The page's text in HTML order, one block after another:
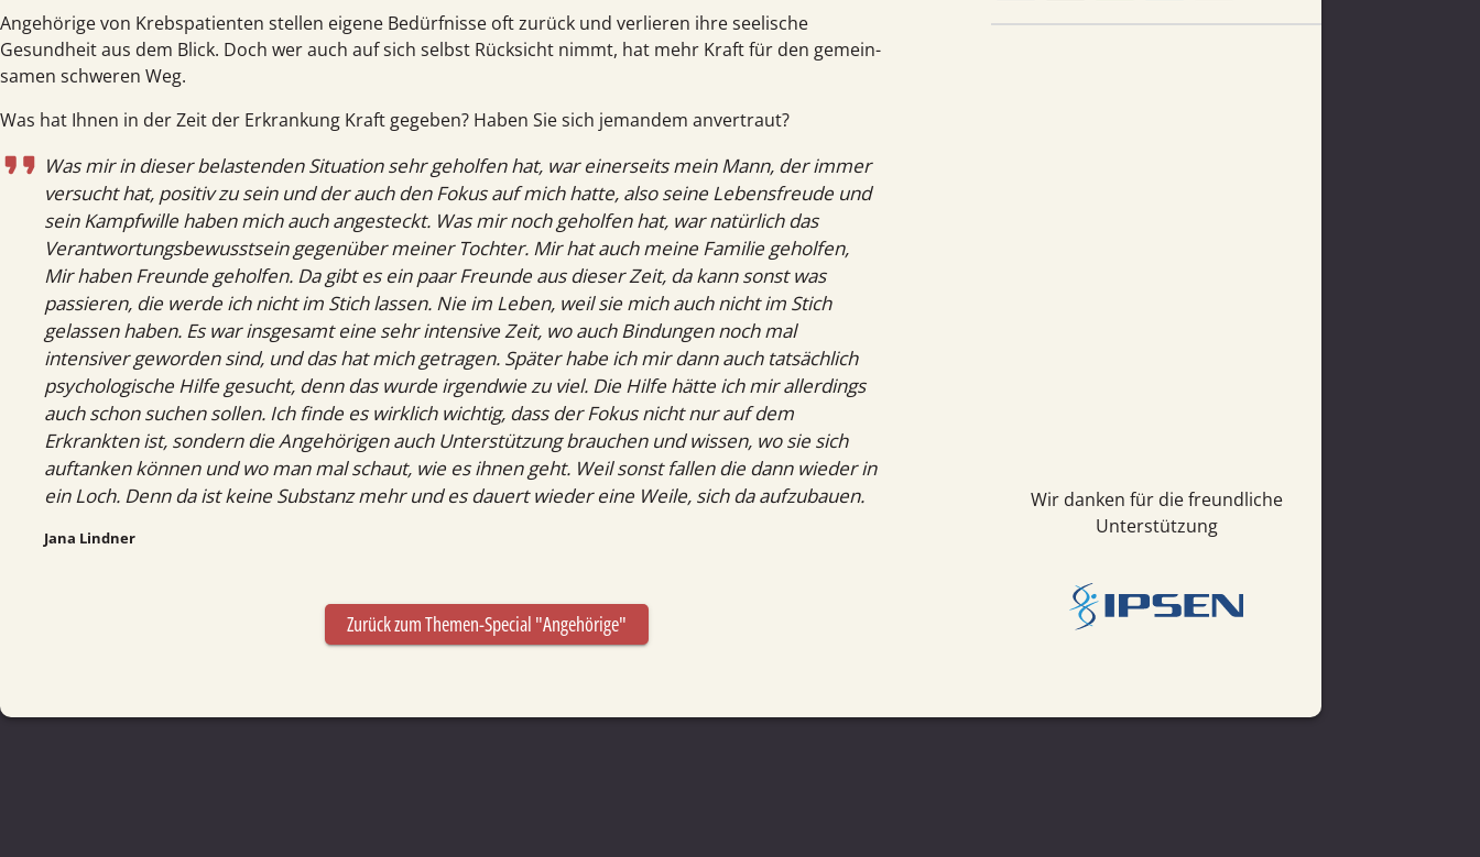
Angehörige von Krebs­patienten stellen eigene Bedürf­nisse oft zurück und verlieren ihre seelische
Gesund­heit aus dem Blick. Doch wer auch auf sich selbst Rück­sicht nimmt, hat mehr Kraft für den gemein­
samen schweren Weg.
Was hat Ihnen in der Zeit der Erkrankung Kraft gegeben? Haben Sie sich jemandem anvertraut?
Was mir in dieser belastenden Situation sehr geholfen hat, war einerseits mein Mann, der immer
versucht hat, positiv zu sein und der auch den Fokus auf mich hatte, also seine Lebensfreude und
sein Kampfwille haben mich auch angesteckt. Was mir noch geholfen hat, war natürlich das
Verantwortungsbewusstsein gegenüber meiner Tochter. Mir hat auch meine Familie geholfen,
Mir haben Freunde geholfen. Da gibt es ein paar Freunde aus dieser Zeit, da kann sonst was
passieren, die werde ich nicht im Stich lassen. Nie im Leben, weil sie mich auch nicht im Stich
gelassen haben. Es war insgesamt eine sehr intensive Zeit, wo auch Bindungen noch mal
intensiver geworden sind, und das hat mich getragen. Später habe ich mir dann auch tatsächlich
psychologische Hilfe gesucht, denn das wurde irgendwie zu viel. Die Hilfe hätte ich mir allerdings
auch schon suchen sollen. Ich finde es wirklich wichtig, dass der Fokus nicht nur auf dem
Erkrankten ist, sondern die Angehörigen auch Unterstützung brauchen und wissen, wo sie sich
auftanken können und wo man mal schaut, wie es ihnen geht. Weil sonst fallen die dann wieder in
ein Loch. Denn da ist keine Substanz mehr und es dauert wieder eine Weile, sich da aufzubauen.
Jana Lindner
Zurück zum Themen-Special "Angehörige"
Wir danken für die freundliche
Unterstützung